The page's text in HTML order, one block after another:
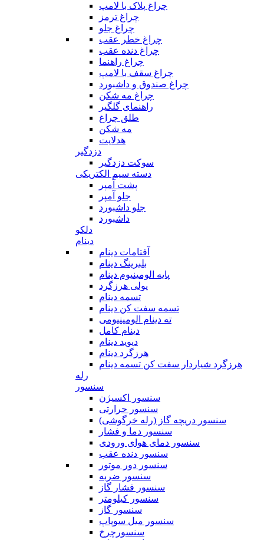
چراغ پلاک با لامپ
چراغ ترمز
چراغ جلو
چراغ خطر عقب
چراغ دنده عقب
چراغ راهنما
چراغ سقف با لامپ
چراغ صندوق و داشبورد
چراغ مه شکن
راهنمای گلگیر
طلق چراغ
مه شکن
هدلایت
دزدگیر
سوکت دزدگیر
دسته سیم الکتریکی
پشت آمپر
جلو آمپر
جلو داشبورد
داشبورد
دلکو
دینام
آفتامات دینام
بلبرینگ دینام
پایه الومینیوم دینام
پولی هرزگرد
تسمه دینام
تسمه سفت کن دینام
ته دینام الومینیومی
دینام کامل
دیوید دینام
هرزگرد دینام
هرزگرد شیاردار سفت کن تسمه دینام
رله
سنسور
سنسور اکسیژن
سنسور حرارتی
سنسور دریچه گاز (رله خرگوشی)
سنسور دما و فشار
سنسور دمای هوای ورودی
سنسور دنده عقب
سنسور دور موتور
سنسور ضربه
سنسور فشار گاز
سنسور کیلومتر
سنسور گاز
سنسور میل سوپاپ
سنسورچرخ